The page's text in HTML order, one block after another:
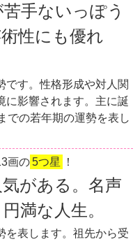
手ないっぽう
性にも優れ
です。性格形成や対人関
に影響されます。主に誕
での若年期の運勢を表し
画の5つ星 ！
がある。名声
満な人生。
を表します。祖先から受